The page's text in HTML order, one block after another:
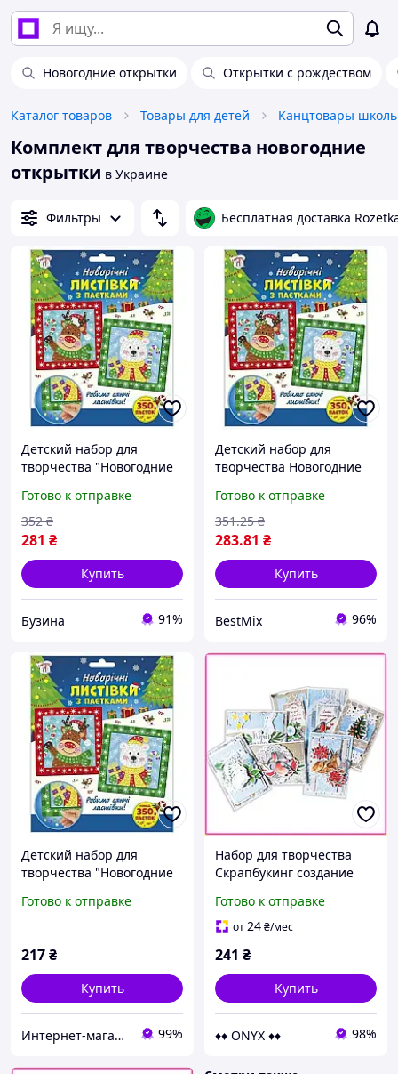
Новогодние открытки Открытки с рождеством
Каталог товаров Товары для детей Канцтовары
Комплект для творчества новогодние
открытки в Украине
Фильтры Бесплатная доставка
Детский набор для
творчества "Новогодние
10100694 buzyna
Готово к отправке
281 ₴
352 ₴
Купить
Бузина 91%
Детский набор для
творчества Новогодние
открытки 350 пайеток
Разноцветные
Готово к отправке
283.81 ₴
351.25 ₴
Купить
BestMix 96%
Детский набор для
творчества "Новогодние
10100694
Готово к отправке
217₴
Купить
Интернет-магазин FlashBuy 99%
Набор для творчества
Скрапбукинг создание
своими руками
подарочный комплект 7
Готово к отправке
от24₴/мес
241 ₴
Купить
♦♦ ONYX ♦♦ 98%